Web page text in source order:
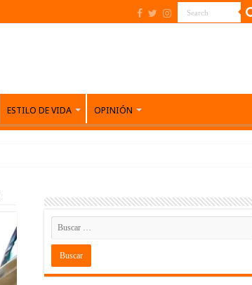
ESTILO DE VIDA OPINIÓN